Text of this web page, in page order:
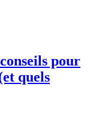
pour
quels